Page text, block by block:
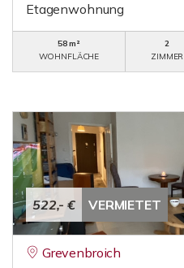
Etagenwohnung
58 m²
WOHNFLÄCHE
2
ZIMMER
522,- € VERMIETET
Grevenbroich